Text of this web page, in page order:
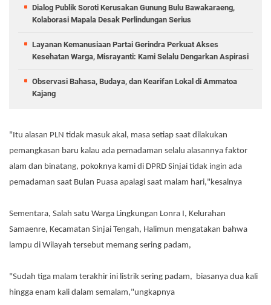
Dialog Publik Soroti Kerusakan Gunung Bulu Bawakaraeng,
Kolaborasi Mapala Desak Perlindungan Serius
Layanan Kemanusiaan Partai Gerindra Perkuat Akses
Kesehatan Warga, Misrayanti: Kami Selalu Dengarkan Aspirasi
Observasi Bahasa, Budaya, dan Kearifan Lokal di Ammatoa
Kajang
"Itu alasan PLN tidak masuk akal, masa setiap saat dilakukan
pemangkasan baru kalau ada pemadaman selalu alasannya faktor
alam dan binatang, pokoknya kami di DPRD Sinjai tidak ingin ada
pemadaman saat Bulan Puasa apalagi saat malam hari,"kesalnya
Sementara, Salah satu Warga Lingkungan Lonra I, Kelurahan
Samaenre, Kecamatan Sinjai Tengah, Halimun mengatakan bahwa
lampu di Wilayah tersebut memang sering padam,
"Sudah tiga malam terakhir ini listrik sering padam, biasanya dua kali
hingga enam kali dalam semalam,"ungkapnya